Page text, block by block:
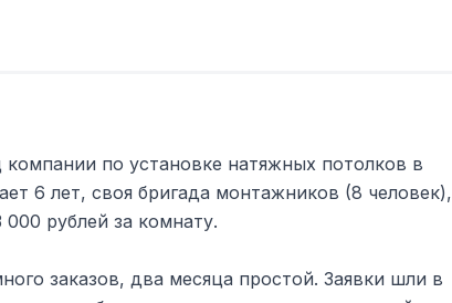
по установке натяжных потолков в
6 лет, своя бригада монтажников (8 человек),
рублей за комнату.
заказов, два месяца простой. Заявки шли в